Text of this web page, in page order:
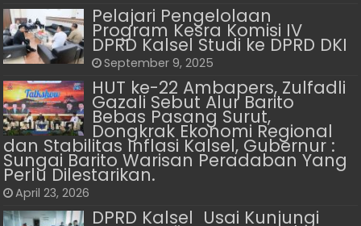
Pelajari Pengelolaan
Program Kesra Komisi IV
DPRD Kalsel Studi ke DPRD DKI
September 9, 2025
HUT ke-22 Ambapers, Zulfadli
Gazali Sebut Alur Barito
Bebas Pasang Surut,
Dongkrak Ekonomi Regional
dan Stabilitas Inflasi Kalsel, Gubernur :
Sungai Barito Warisan Peradaban Yang
Perlu Dilestarikan.
April 23, 2026
DPRD Kalsel Usai Kunjungi